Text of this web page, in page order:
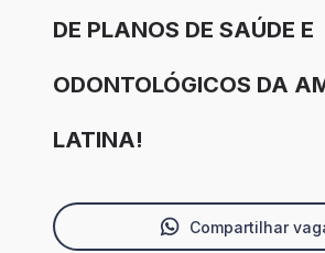
DE PLANOS DE SAÚDE E
ODONTOLÓGICOS DA
LATINA!
Compartilhar